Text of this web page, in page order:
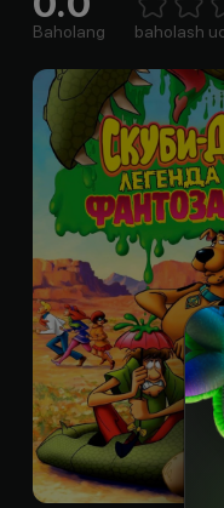
Baholang 1 Star2 Stars
3
baholash